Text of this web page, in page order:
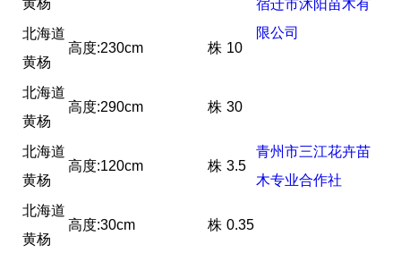
宿迁市沐阳苗木有
限公司
黄杨
北海道
黄杨
高度:230cm 株 10
北海道
黄杨
高度:290cm 株 30
北海道
黄杨
高度:120cm 株 3.5
青州市三江花卉苗
木专业合作社
北海道
黄杨
高度:30cm 株 0.35